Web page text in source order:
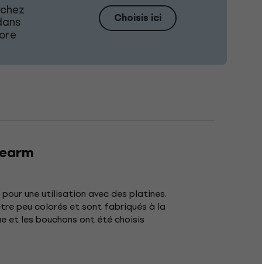
Choisis ici
une utilisation avec des platines.
peu colorés et sont fabriqués à la
et les bouchons ont été choisis